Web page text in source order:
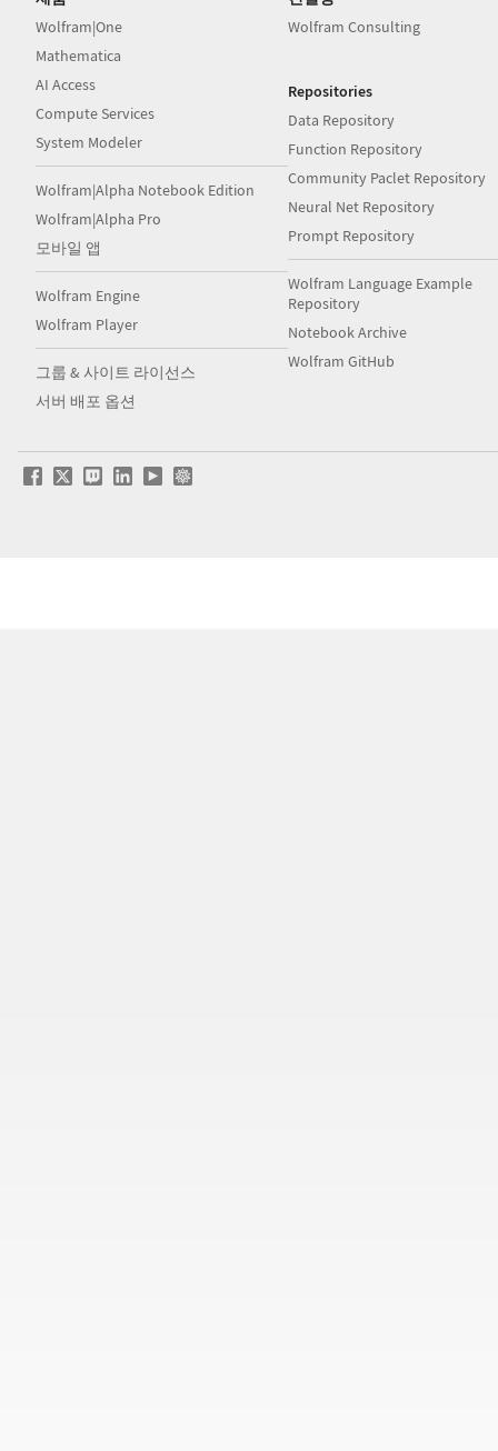
Wolfram|One
Mathematica
AI Access
Compute Services
System Modeler
Wolfram|Alpha Notebook Edition
Wolfram|Alpha Pro
모바일 앱
Wolfram Engine
Wolfram Player
그룹 & 사이트 라이선스
서버 배포 옵션
Wolfram Consulting
Repositories
Data Repository
Function Repository
Community Paclet Repository
Neural Net Repository
Prompt Repository
Wolfram Language Example
Repository
Notebook Archive
Wolfram GitHub